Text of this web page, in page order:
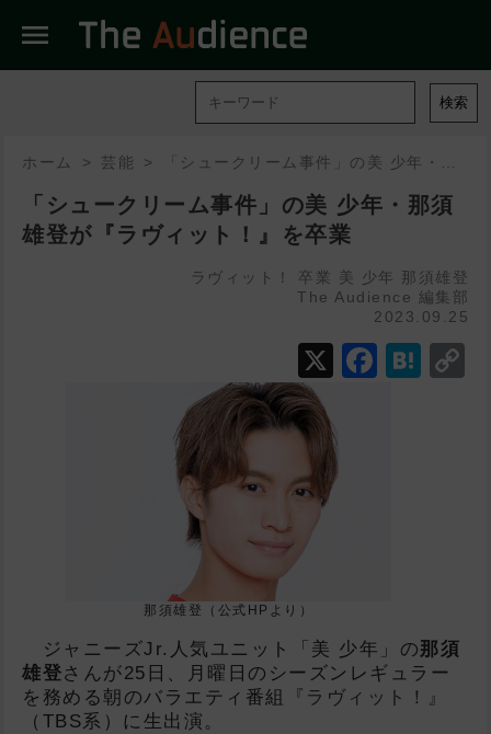
menu
検索
ホーム 芸能
「シュークリーム事件」の美 少年・那須
雄登が『ラヴィット！』を卒業
ラヴィット！ 卒業 美 少年 那須雄登
The Audience 編集部
2023.09.25
X
那須雄登（公式HPより）
ジャニーズJr.人気ユニット「美 少年」の那須
雄登さんが25日、月曜日のシーズンレギュラー
を務める朝のバラエティ番組『 ラヴィット！
』
（TBS系）に生出演。